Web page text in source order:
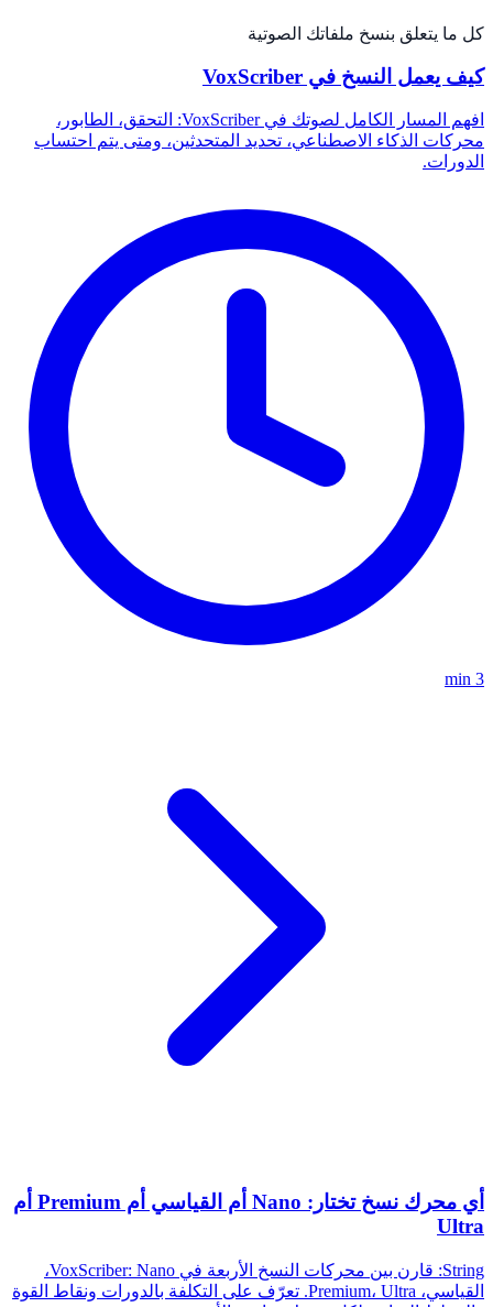
كل ما يتعلق بنسخ ملفاتك الصوتية
كيف يعمل النسخ في VoxScriber
افهم المسار الكامل لصوتك في VoxScriber: التحقق، الطابور،
محركات الذكاء الاصطناعي، تحديد المتحدثين، ومتى يتم احتساب
الدورات.
3 min
أي محرك نسخ تختار: Nano أم القياسي أم Premium أم
Ultra
String: قارن بين محركات النسخ الأربعة في VoxScriber: Nano،
القياسي، Premium، Ultra. تعرّف على التكلفة بالدورات ونقاط القوة